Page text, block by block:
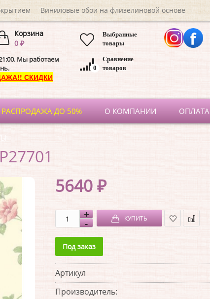
Виниловые обои на флизелиновой основе
Корзина
0 ₽
Мы работаем
СКИДКИ
Выбранные
товары
Сравнение
товаров
0
РАСПРОДАЖА ДО 50% О КОМПАНИИ ОПЛАТА
5640 ₽
КУПИТЬ
Под заказ
Артикул
Производитель: